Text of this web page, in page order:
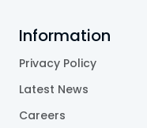
Information
Privacy Policy
Latest News
Careers